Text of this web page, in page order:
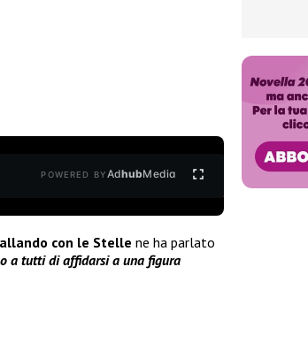
POWERED BYAdhubMedia
con le Stelle ne ha parlato
a tutti di affidarsi a una figura